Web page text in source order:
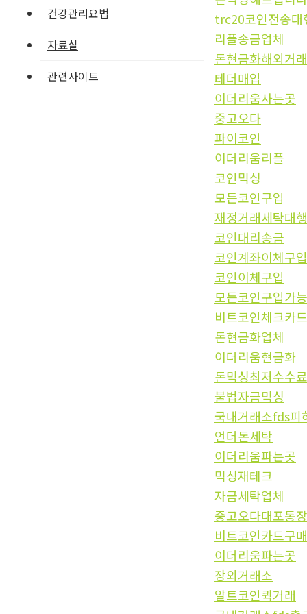
건강관리요법
자료실
관련사이트
trc20코인전송대
리플송금업체
돈현금화해외거
테더매입
이더리움사는곳
중고오다
파이코인
이더리움리플
코인믹싱
모든코인구입
재정거래세탁대
코인대리송금
코인계좌이체구입
코인이체구입
모든코인구입가능
비트코인체크카드
돈현금화업체
이더리움현금화
돈믹싱최저수수료
불법자금믹싱
국내거래소fds피
언더돈세탁
이더리움파는곳
믹싱재테크
자금세탁업체
중고오다대포통장
비트코인카드구매
이더리움파는곳
장외거래소
알트코인퀵거래